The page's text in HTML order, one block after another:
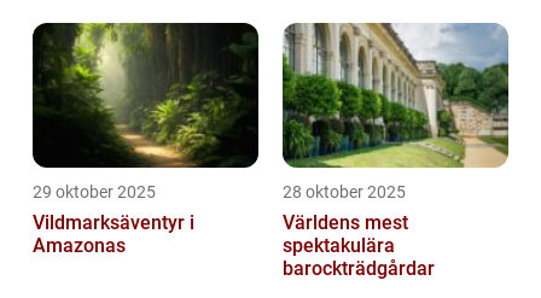
29 oktober 2025
Vildmarksäventyr i
Amazonas
28 oktober 2025
Världens mest
spektakulära
barockträdgårdar